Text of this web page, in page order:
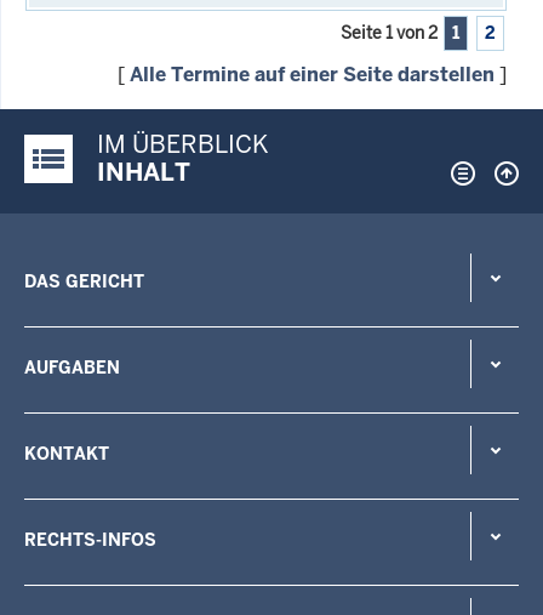
Seite 1 von 2 1 2
[Alle Termine auf einer Seite darstellen ]
Justiz-Portal im Überblick:
IM ÜBERBLICK
INHALT
DAS GERICHT
AUFGABEN
KONTAKT
RECHTS-INFOS